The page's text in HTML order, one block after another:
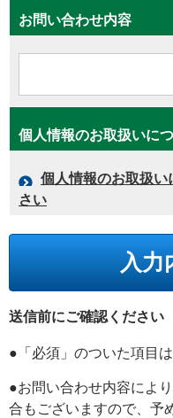
お問い合わせ内容
個人情報のお取扱いに
個人情報のお取扱い
さい
送信前にご確認ください
●「必須」のついた項目
●お問い合わせ内容によ
合もございますので、予